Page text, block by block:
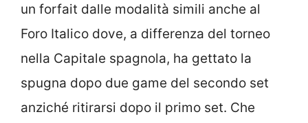
un forfait dalle modalità simili anche al
Foro Italico dove, a differenza del torneo
nella Capitale spagnola, ha gettato la
spugna dopo due game del secondo set
anziché ritirarsi dopo il primo set. Che